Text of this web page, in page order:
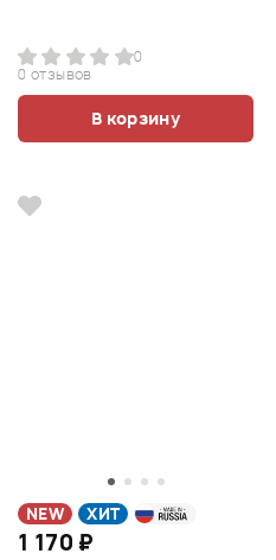
0
0 отзывов
В корзину
NEW ХИТ
1 170 ₽